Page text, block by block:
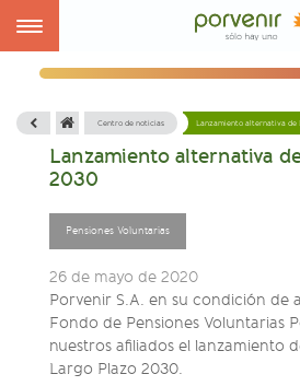
Toggle
Centro de noticias Lanzamiento alternativa de
Lanzamiento alternativa
2030
Pensiones Voluntarias
26 de mayo de 2020
Porvenir S.A. en su condición de
Fondo de Pensiones Voluntarias
nuestros afiliados el lanzamiento
Largo Plazo 2030.